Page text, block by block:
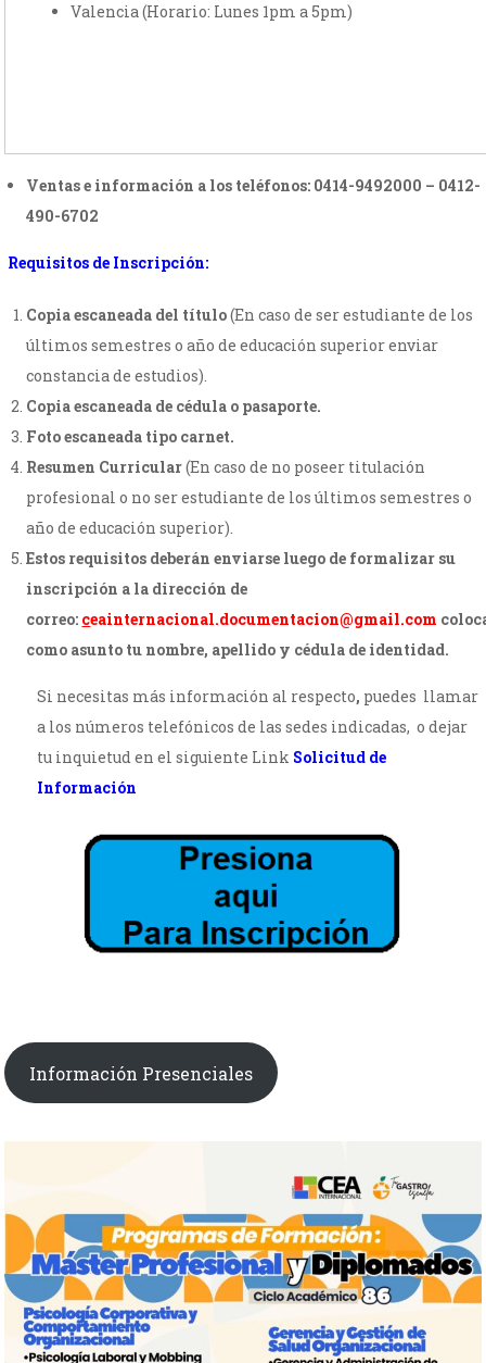
Valencia (Horario: Lunes 1pm a 5pm)
Ventas e información a los teléfonos: 0414-9492000 – 0412-
490-6702
Requisitos de Inscripción:
Copia escaneada del título(En caso de ser estudiante de los
últimos semestres o año de educación superior enviar
constancia de estudios).
Copia escaneada de cédula o pasaporte.
Foto escaneada tipo carnet.
Resumen Curricular(En caso de no poseer titulación
profesional o no ser estudiante de los últimos semestres o
año de educación superior).
Estos requisitos deberán enviarse luego de formalizar su
inscripción a la dirección de
correo: ceainternacional.documentacion@gmail.com
como asunto tu nombre, apellido y cédula de identidad.
Si necesitas más información al respecto, puedes llamar
a los números telefónicos de las sedes indicadas, o dejar
tu inquietud en el siguiente Link Solicitud de
Información
Información Presenciales